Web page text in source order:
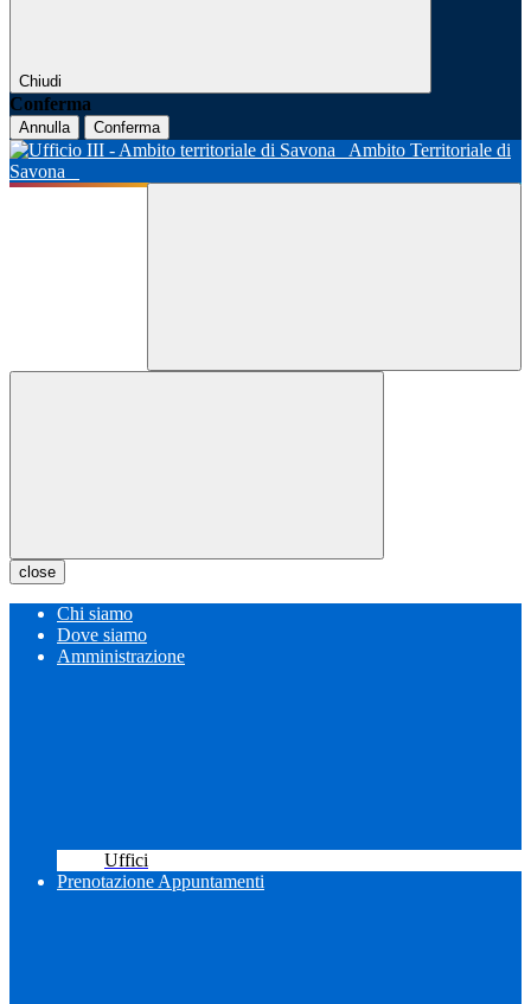
Chiudi
Conferma
Annulla Conferma
Ambito Territoriale di
Savona
close
Chi siamo
Dove siamo
Amministrazione
Uffici
Prenotazione Appuntamenti